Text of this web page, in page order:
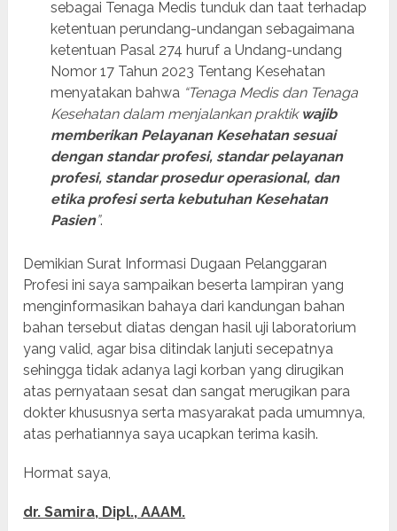
sebagai Tenaga Medis tunduk dan taat terhadap
ketentuan perundang-undangan sebagaimana
ketentuan Pasal 274 huruf a Undang-undang
Nomor 17 Tahun 2023 Tentang Kesehatan
menyatakan bahwa “Tenaga Medis dan Tenaga
Kesehatan dalam menjalankan praktik wajib
memberikan Pelayanan Kesehatan sesuai
dengan standar profesi, standar pelayanan
profesi, standar prosedur operasional, dan
etika profesi serta kebutuhan Kesehatan
Pasien”.
Demikian Surat Informasi Dugaan Pelanggaran
Profesi ini saya sampaikan beserta lampiran yang
menginformasikan bahaya dari kandungan bahan
bahan tersebut diatas dengan hasil uji laboratorium
yang valid, agar bisa ditindak lanjuti secepatnya
sehingga tidak adanya lagi korban yang dirugikan
atas pernyataan sesat dan sangat merugikan para
dokter khususnya serta masyarakat pada umumnya,
atas perhatiannya saya ucapkan terima kasih.
Hormat saya,
dr. Samira, Dipl., AAAM.